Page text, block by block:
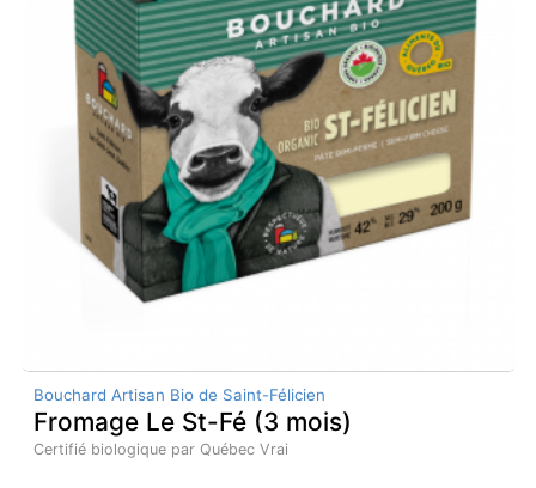
Bouchard Artisan Bio de Saint-Félicien
Fromage Le St-Fé (3 mois)
Certifié biologique par Québec Vrai